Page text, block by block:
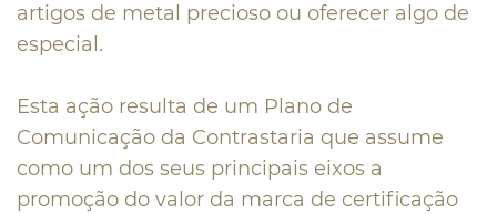
artigos de metal precioso ou oferecer algo de
especial.
Esta ação resulta de um Plano de
Comunicação da Contrastaria que assume
como um dos seus principais eixos a
promoção do valor da marca de certificação